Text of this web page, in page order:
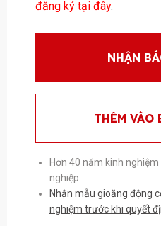
đăng ký tại đây.
NHẬN
THÊM VÀO
Hơn 40 năm kinh
nghiệp.
Nhận mẫu gioăng động
nghiệm trước khi quyết